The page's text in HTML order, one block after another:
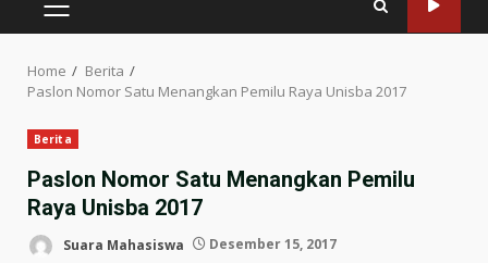
Home
Berita
Paslon Nomor Satu Menangkan Pemilu Raya Unisba 2017
Berita
Paslon Nomor Satu Menangkan Pemilu
Raya Unisba 2017
Suara Mahasiswa Desember 15, 2017